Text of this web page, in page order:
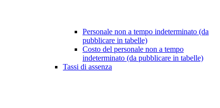
Personale non a tempo indeterminato (da
pubblicare in tabelle)
Costo del personale non a tempo
indeterminato (da pubblicare in tabelle)
Tassi di assenza